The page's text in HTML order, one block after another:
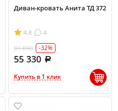
Диван-кровать Анита ТД 372
4.8
4
81 890
-32%
55 330
Купить в 1 клик